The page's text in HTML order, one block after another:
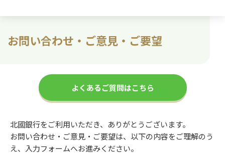
お問い合わせ・ご意見・ご要望
よくあるご質問はこちら
北國銀行をご利用いただき、ありがとうございます。
お問い合わせ・ご意見・ご要望は、以下の内容をご理解のう
え、入力フォームへお進みください。